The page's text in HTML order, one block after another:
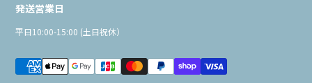
発送営業日
平日10:00-15:00 (土日祝休）